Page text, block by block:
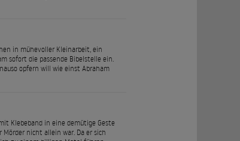
in mühevoller Kleinarbeit, ein
sofort die passende Bibelstelle ein.
opfern will wie einst Abraham
Klebeband in eine demütige Geste
Mörder nicht allein war. Da er sich